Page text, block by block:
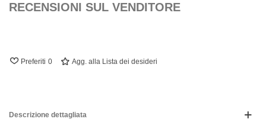
RECENSIONI SUL VENDITORE
Preferiti 0 Agg. alla Lista dei desideri
Descrizione dettagliata